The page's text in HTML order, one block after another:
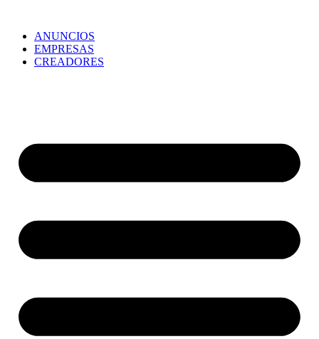
ANUNCIOS
EMPRESAS
CREADORES